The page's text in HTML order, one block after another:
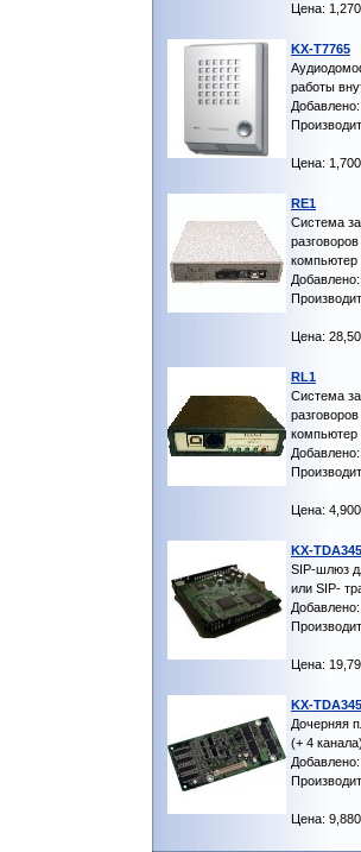
Цена:
KX-T7765
работы
Цена:
RE1
Система
компьютер
Цена:
RL1
Система
компьютер
Цена:
KX-
SIP-шлюз
или SIP-
Цена:
KX-
Дочерняя
(+ 4
Цена: